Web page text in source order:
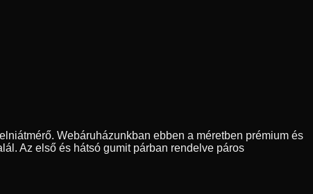
Webáruházunkban ebben a méretben prémium és
Az első és hátsó gumit párban rendelve páros